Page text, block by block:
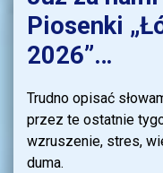
Piosenki
2026”…
Trudno opisać
przez te ostatnie
wzruszenie, stres,
duma.